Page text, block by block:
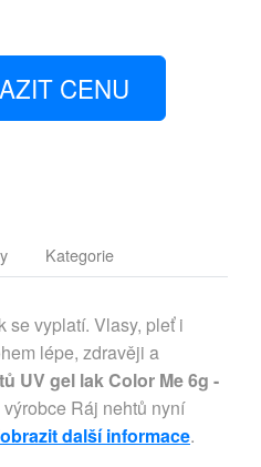
CENU
Kategorie
se vyplatí. Vlasy, pleť i
lépe, zdravěji a
UV gel lak Color Me 6g -
Ráj nehtů nyní
další informace.